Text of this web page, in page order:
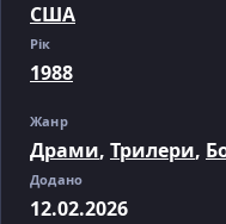
США
Рік
1988
Жанр
Драми, Трилери,
Додано
12.02.2026